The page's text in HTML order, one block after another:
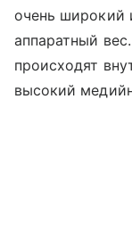
очень широкий
аппаратный
происходят
высокий